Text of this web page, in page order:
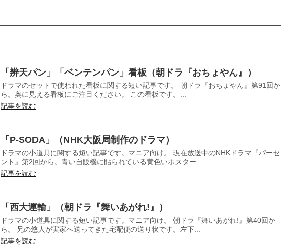
「辨天パン」「ベンテンパン」看板（朝ドラ『おちょやん』）
ドラマのセットで使われた看板に関する短い記事です。 朝ドラ『おちょやん』第91回か
ら。奥に見える看板にご注目ください。 この看板です。...
記事を読む
「P-SODA」（NHK大阪局制作のドラマ）
ドラマの小道具に関する短い記事です。マニア向け。 現在放送中のNHKドラマ『パーセ
ント』第2回から。青い自販機に貼られている黄色いポスター...
記事を読む
「西大運輸」（朝ドラ『舞いあがれ!』）
ドラマの小道具に関する短い記事です。マニア向け。 朝ドラ『舞いあがれ!』第40回か
ら。 兄の悠人が実家へ送ってきた宅配便の送り状です。左下...
記事を読む